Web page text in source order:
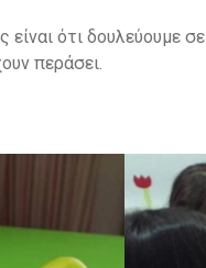
ότι δουλεύουμε
περάσει.